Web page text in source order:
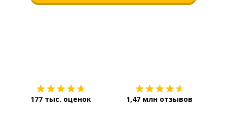
177 тыс. оценок 1,47 млн отзывов